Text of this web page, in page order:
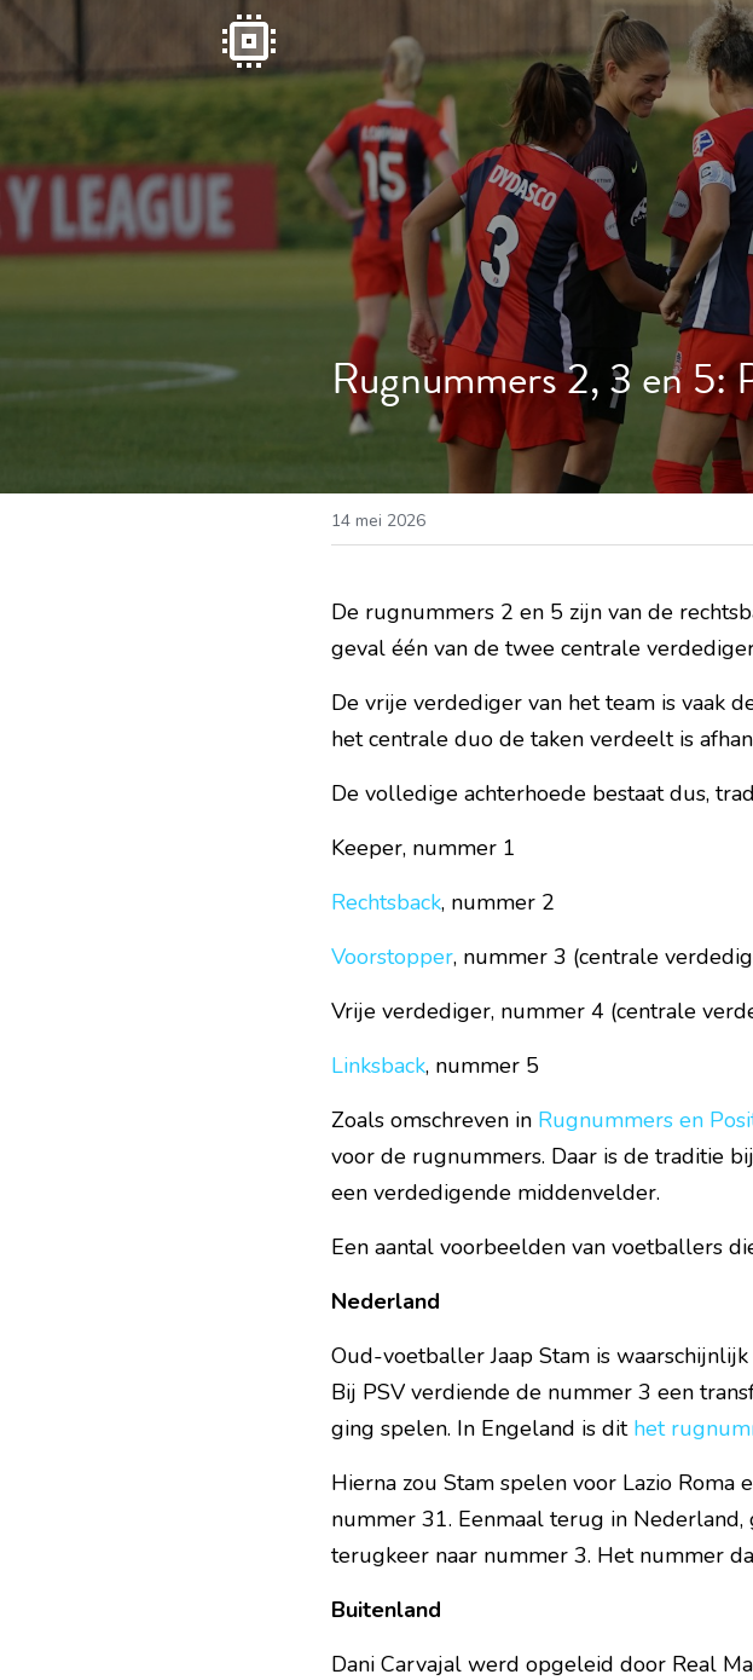
Rugnummers 2, 3 en 5:
14 mei 2026
De rugnummers 2 en 5 zijn van de
geval één van de twee centrale
De vrije verdediger van het team is vaak
het centrale duo de taken verdeelt is
De volledige achterhoede bestaat dus,
Keeper, nummer 1
Rechtsback, nummer 2
Voorstopper, nummer 3 (centrale
Vrije verdediger, nummer 4 (centrale
Linksback, nummer 5
Zoals omschreven in Rugnummers en
voor de rugnummers. Daar is de traditie
een verdedigende middenvelder.
Een aantal voorbeelden van voetballers
Nederland
Oud-voetballer Jaap Stam is
Bij PSV verdiende de nummer 3 een
ging spelen. In Engeland is dit het
Hierna zou Stam spelen voor Lazio
nummer 31. Eenmaal terug in
terugkeer naar nummer 3. Het nummer
Buitenland
Dani Carvajal werd opgeleid door Real